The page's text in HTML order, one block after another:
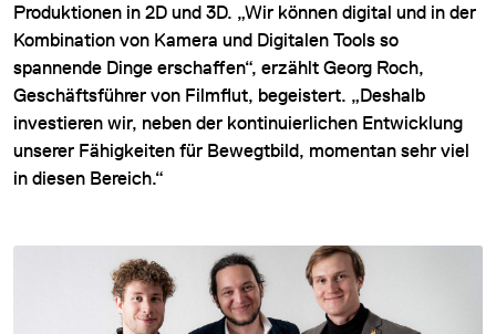
Produktionen in 2D und 3D. „Wir können digital und in der
Kombination von Kamera und Digitalen Tools so
spannende Dinge erschaffen“, erzählt Georg Roch,
Geschäftsführer von Filmflut, begeistert. „Deshalb
investieren wir, neben der kontinuierlichen Entwicklung
unserer Fähigkeiten für Bewegtbild, momentan sehr viel
in diesen Bereich.“